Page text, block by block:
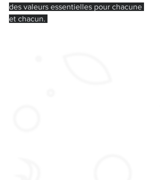
des valeurs essentielles pour chacune
et chacun.